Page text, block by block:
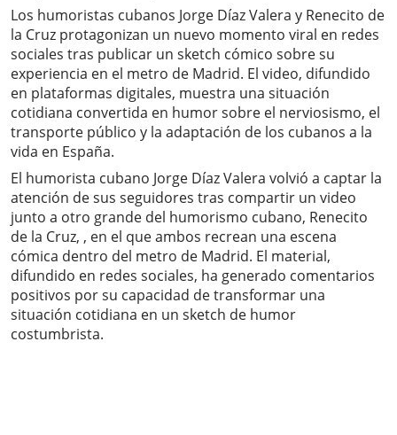
Los humoristas cubanos Jorge Díaz Valera y Renecito de
la Cruz protagonizan un nuevo momento viral en redes
sociales tras publicar un sketch cómico sobre su
experiencia en el metro de Madrid. El video, difundido
en plataformas digitales, muestra una situación
cotidiana convertida en humor sobre el nerviosismo, el
transporte público y la adaptación de los cubanos a la
vida en España.
El humorista cubano Jorge Díaz Valera volvió a captar la
atención de sus seguidores tras compartir un video
junto a otro grande del humorismo cubano, Renecito
de la Cruz, , en el que ambos recrean una escena
cómica dentro del metro de Madrid. El material,
difundido en redes sociales, ha generado comentarios
positivos por su capacidad de transformar una
situación cotidiana en un sketch de humor
costumbrista.